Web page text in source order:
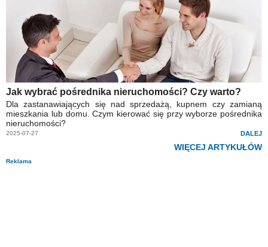
Jak wybrać pośrednika nieruchomości? Czy warto?
Dla zastanawiających się nad sprzedażą, kupnem czy zamianą
mieszkania lub domu. Czym kierować się przy wyborze pośrednika
nieruchomości?
2025-07-27 DALEJ
WIĘCEJ ARTYKUŁÓW
Reklama